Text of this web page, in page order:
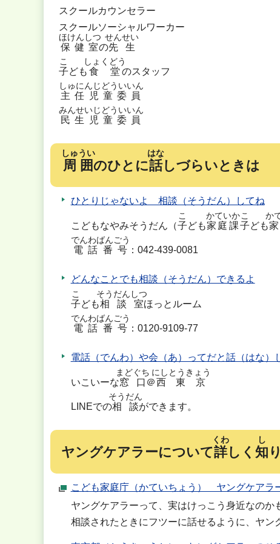
スクールカウンセラー
スクールソーシャルワーカー
保健室
ほけんしつ
の先生
せんせい
子
こ
ども 食堂
しょくどう
のスタッフ
主任児童委員
しゅにんじどういいん
民生児童委員
みんせいじどういいん
周囲
しゅうい
のひとに話
はな
しづらいときは
ひとりじゃないよ 相談（そうだん）してね
こどもなやみそうだん（子
こ
ども家庭課
かていか
子
こ
ども
か
電話番号
でんわばんごう
：042-439-0081
どんなことでも相談（そうだん）できるよ
子
こ
ども相談室
そうだんしつ
ほっとルーム
電話番号
でんわばんごう
：0120-9109-77
電話（でんわ）や会（あ）ってだと話（はな）
いこいーな窓口
まどぐち
＠西東京
にしとうきょう
LINEでの相談
そうだん
ができます。
ヤングケアラーについて詳
くわ
しく 知
し
こども家庭庁（かていちょう） ヤングケアラ
ヤングケアラーって、実はけっこう身近なのか
相談されたときにフツーに話せるように、ヤン